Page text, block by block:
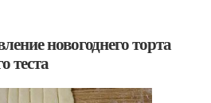
новогоднего торта
теста